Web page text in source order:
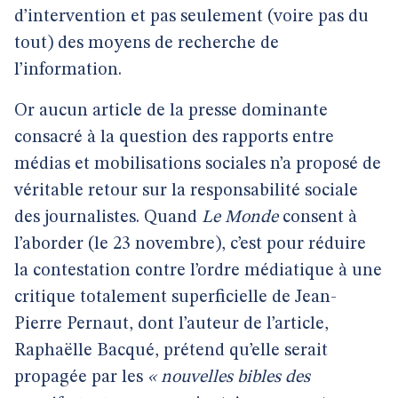
d’intervention et pas seulement (voire pas du
tout) des moyens de recherche de
l’information.
Or aucun article de la presse dominante
consacré à la question des rapports entre
médias et mobilisations sociales n’a proposé de
véritable retour sur la responsabilité sociale
des journalistes. Quand Le Mondeconsent à
l’aborder (le 23 novembre), c’est pour réduire
la contestation contre l’ordre médiatique à une
critique totalement superficielle de Jean-
Pierre Pernaut, dont l’auteur de l’article,
Raphaëlle Bacqué, prétend qu’elle serait
propagée par les « nouvelles bibles des